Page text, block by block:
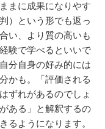
まに成果になりやす
）という形でも返っ
い、より質の高いも
験で学べるといいで
分自身の好み的には
かも。「評価される
ずれがあるのでしょ
ある」と解釈するの
るようになります。